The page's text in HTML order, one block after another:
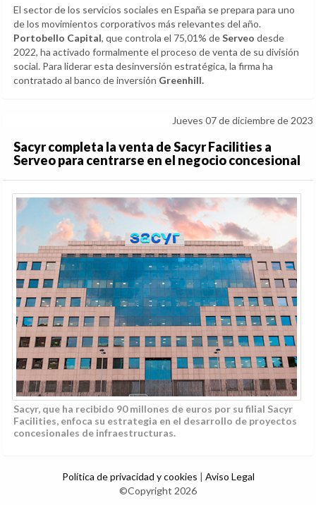
El sector de los servicios sociales en España se prepara para uno
de los movimientos corporativos más relevantes del año.
Portobello Capital, que controla el 75,01% deServeo desde
2022, ha activado formalmente el proceso de venta de su división
social. Para liderar esta desinversión estratégica, la firma ha
contratado al banco de inversión Greenhill.
Jueves 07 de diciembre de 2023
Sacyr completa la venta de Sacyr Facilities a
Serveo para centrarse en el negocio concesional
Sacyr, que ha recibido 90 millones de euros por su filial Sacyr
Facilities, enfoca su estrategia en el desarrollo de proyectos
concesionales de infraestructuras.
Política de privacidad y cookies | Aviso Legal
©Copyright 2026